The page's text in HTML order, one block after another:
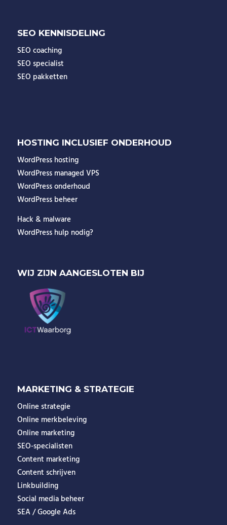
SEO KENNISDELING
SEO coaching
SEO specialist
SEO pakketten
HOSTING INCLUSIEF ONDERHOUD
WordPress hosting
WordPress managed VPS
WordPress onderhoud
WordPress beheer
Hack & malware
WordPress hulp nodig?
WIJ ZIJN AANGESLOTEN BIJ
MARKETING & STRATEGIE
Online strategie
Online merkbeleving
Online marketing
SEO-specialisten
Content marketing
Content schrijven
Linkbuilding
Social media beheer
SEA / Google Ads